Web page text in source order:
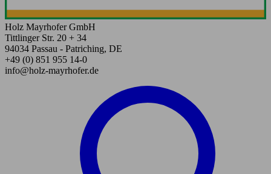
Holz Mayrhofer GmbH
Tittlinger Str. 20 + 34
94034 Passau - Patriching, DE
+49 (0) 851 955 14-0
info@holz-mayrhofer.de